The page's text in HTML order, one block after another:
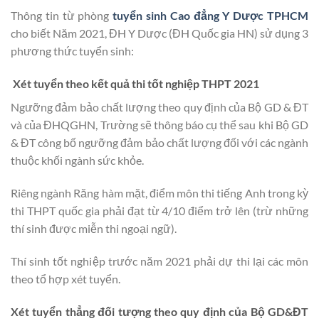
Thông tin từ phòngtuyển sinh Cao đẳng Y Dược TPHCM
cho biết Năm 2021, ĐH Y Dược (ĐH Quốc gia HN) sử dụng 3
phương thức tuyển sinh:
Xét tuyển theo kết quả thi tốt nghiệp THPT 2021
Ngưỡng đảm bảo chất lượng theo quy định của Bộ GD & ĐT
và của ĐHQGHN, Trường sẽ thông báo cụ thể sau khi Bộ GD
& ĐT công bố ngưỡng đảm bảo chất lượng đối với các ngành
thuộc khối ngành sức khỏe.
Riêng ngành Răng hàm mặt, điểm môn thi tiếng Anh trong kỳ
thi THPT quốc gia phải đạt từ 4/10 điểm trở lên (trừ những
thí sinh được miễn thi ngoại ngữ).
Thí sinh tốt nghiệp trước năm 2021 phải dự thi lại các môn
theo tổ hợp xét tuyển.
Xét tuyển thẳng đối tượng theo quy định của Bộ GD&ĐT